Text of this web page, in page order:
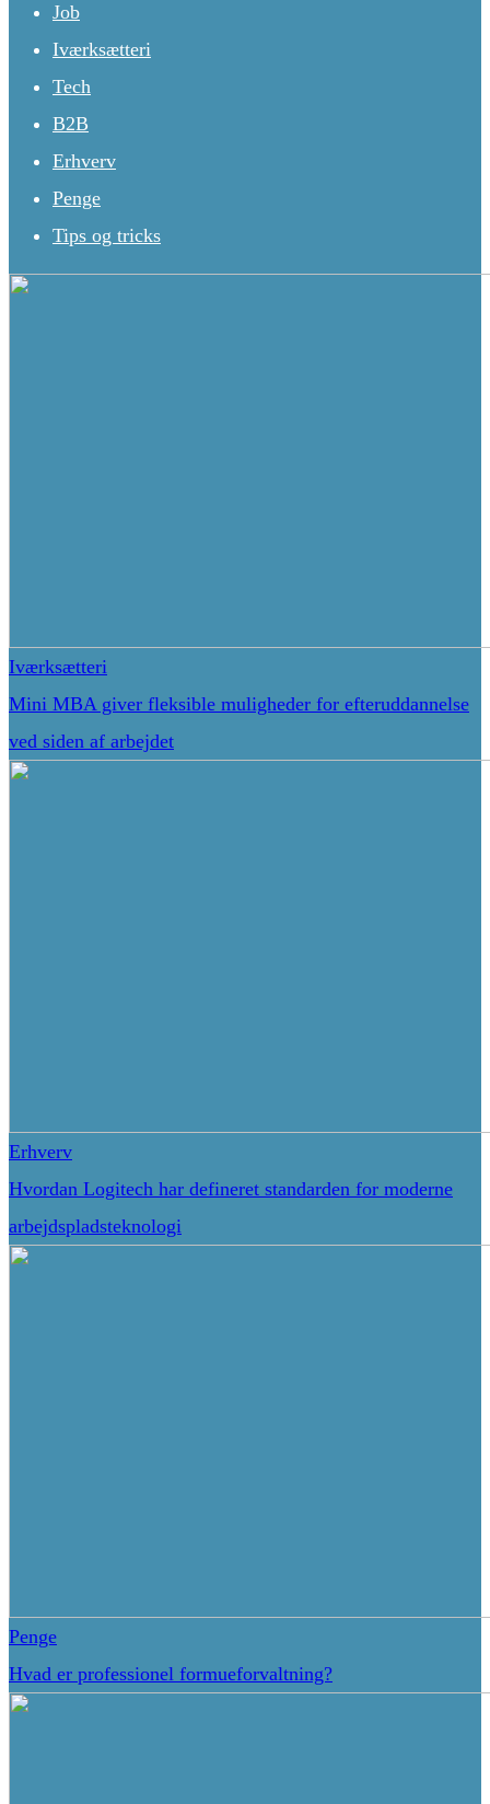
Job
Iværksætteri
Tech
B2B
Erhverv
Penge
Tips og tricks
Iværksætteri
Mini MBA giver fleksible muligheder for efteruddannelse
ved siden af arbejdet
Erhverv
Hvordan Logitech har defineret standarden for moderne
arbejdspladsteknologi
Penge
Hvad er professionel formueforvaltning?